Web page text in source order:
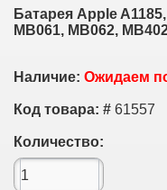
Батарея Apple
MB061, MB062,
Наличие: Ожидаем
Код товара: # 61557
Количество: